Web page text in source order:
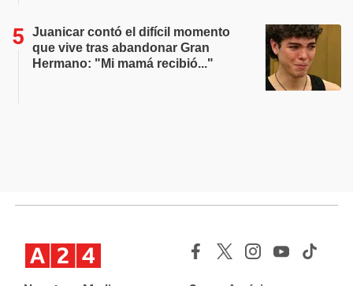
Juanicar contó el difícil momento
que vive tras abandonar Gran
Hermano: "Mi mamá recibió..."